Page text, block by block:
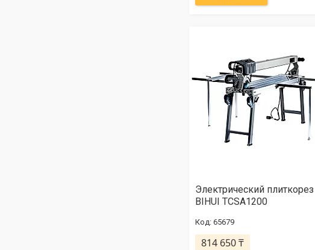
Электрический плиткорез
BIHUI TCSA1200
65679
814 650 ₸